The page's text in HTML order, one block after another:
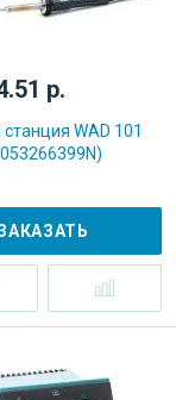
р.
WAD 101